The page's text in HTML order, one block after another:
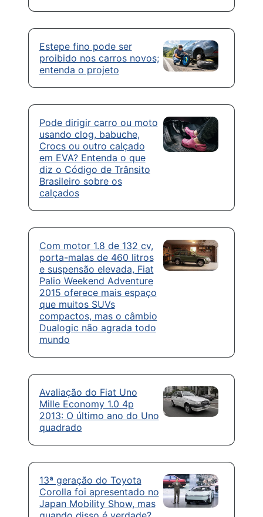
Estepe fino pode ser
proibido nos carros novos;
entenda o projeto
Pode dirigir carro ou moto
usando clog, babuche,
Crocs ou outro calçado
em EVA? Entenda o que
diz o Código de Trânsito
Brasileiro sobre os
calçados
Com motor 1.8 de 132 cv,
porta-malas de 460 litros
e suspensão elevada, Fiat
Palio Weekend Adventure
2015 oferece mais espaço
que muitos SUVs
compactos, mas o câmbio
Dualogic não agrada todo
mundo
Avaliação do Fiat Uno
Mille Economy 1.0 4p
2013: O último ano do Uno
quadrado
13ª geração do Toyota
Corolla foi apresentado no
Japan Mobility Show, mas